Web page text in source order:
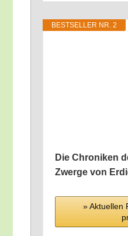
BEST­SEL­LER NR. 2
Die Chro­ni­ken
Zwer­ge von
» Aktu­el­len